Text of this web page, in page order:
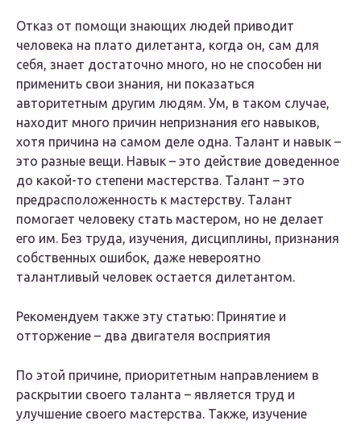
Отказ от помощи знающих людей приводит
человека на плато дилетанта, когда он, сам для
себя, знает достаточно много, но не способен ни
применить свои знания, ни показаться
авторитетным другим людям. Ум, в таком случае,
находит много причин непризнания его навыков,
хотя причина на самом деле одна. Талант и навык –
это разные вещи. Навык – это действие доведенное
до какой-то степени мастерства. Талант – это
предрасположенность к мастерству. Талант
помогает человеку стать мастером, но не делает
его им. Без труда, изучения, дисциплины, признания
собственных ошибок, даже невероятно
талантливый человек остается дилетантом.
Рекомендуем также эту статью: Принятие и
отторжение – два двигателя восприятия
По этой причине, приоритетным направлением в
раскрытии своего таланта – является труд и
улучшение своего мастерства. Также, изучение